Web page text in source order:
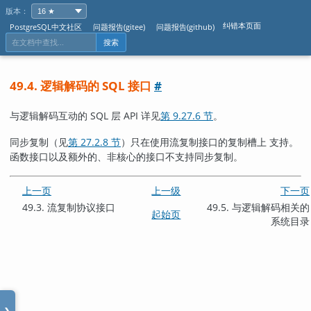
版本：
PostgreSQL中文社区
问题报告(gitee) 问题报告(github) 纠错本页面
搜索
49.4. 逻辑解码的SQL 接口 #
与逻辑解码互动的 SQL 层 API 详见第 9.27.6 节。
同步复制（见第 27.2.8 节）只在使用流复制接口的复制槽上 支持。
函数接口以及额外的、非核心的接口不支持同步复制。
上一页 上一级
下一页
49.3. 流复制协议接口
起始页
49.5. 与逻辑解码相关的
系统目录